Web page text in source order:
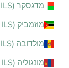
מדגסקר (ILS ₪)
מוזמביק (ILS ₪)
מולדובה (ILS ₪)
מונגוליה (ILS ₪)